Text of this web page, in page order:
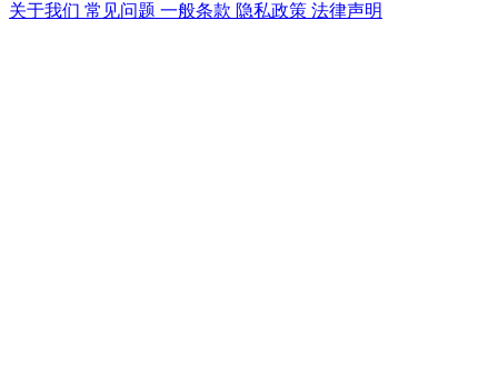
关于我们 常见问题 一般条款 隐私政策 法律声明